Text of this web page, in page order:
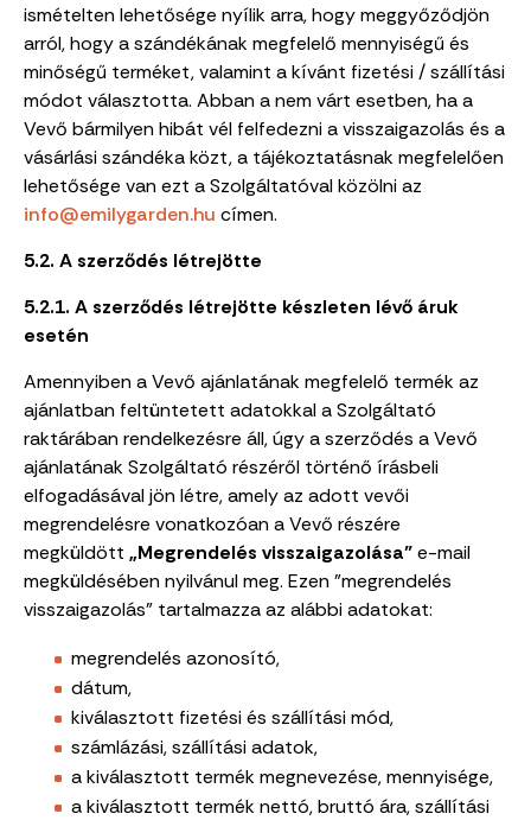
ismételten lehetősége nyílik arra, hogy meggyőződjön
arról, hogy a szándékának megfelelő mennyiségű és
minőségű terméket, valamint a kívánt fizetési / szállítási
módot választotta. Abban a nem várt esetben, ha a
Vevő bármilyen hibát vél felfedezni a visszaigazolás és a
vásárlási szándéka közt, a tájékoztatásnak megfelelően
lehetősége van ezt a Szolgáltatóval közölni az
info@emilygarden.hu címen.
5.2. A szerződés létrejötte
5.2.1. A szerződés létrejötte készleten lévő áruk
esetén
Amennyiben a Vevő ajánlatának megfelelő termék az
ajánlatban feltüntetett adatokkal a Szolgáltató
raktárában rendelkezésre áll, úgy a szerződés a Vevő
ajánlatának Szolgáltató részéről történő írásbeli
elfogadásával jön létre, amely az adott vevői
megrendelésre vonatkozóan a Vevő részére
megküldött „Megrendelés visszaigazolása”e-mail
megküldésében nyilvánul meg. Ezen "megrendelés
visszaigazolás" tartalmazza az alábbi adatokat:
megrendelés azonosító,
dátum,
kiválasztott fizetési és szállítási mód,
számlázási, szállítási adatok,
a kiválasztott termék megnevezése, mennyisége,
a kiválasztott termék nettó, bruttó ára, szállítási